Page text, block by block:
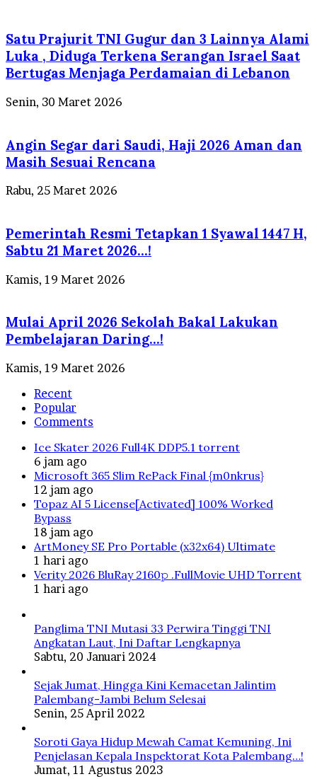
Satu Prajurit TNI Gugur dan 3 Lainnya Alami
Luka , Diduga Terkena Serangan Israel Saat
Bertugas Menjaga Perdamaian di Lebanon
Senin, 30 Maret 2026
Angin Segar dari Saudi, Haji 2026 Aman dan
Masih Sesuai Rencana
Rabu, 25 Maret 2026
Pemerintah Resmi Tetapkan 1 Syawal 1447 H,
Sabtu 21 Maret 2026…!
Kamis, 19 Maret 2026
Mulai April 2026 Sekolah Bakal Lakukan
Pembelajaran Daring…!
Kamis, 19 Maret 2026
Recent
Popular
Comments
Ice Skater 2026 Full4K DDP5.1 torrent
6 jam ago
Microsoft 365 Slim RePack Final {m0nkrus}
12 jam ago
Topaz AI 5 License[Activated] 100% Worked
Bypass
18 jam ago
ArtMoney SE Pro Portable (x32x64) Ultimate
1 hari ago
Verity 2026 BluRay 2160𝚙 .FullMov𝗂e UHD Torrent
1 hari ago
Panglima TNI Mutasi 33 Perwira Tinggi TNI
Angkatan Laut, Ini Daftar Lengkapnya
Sabtu, 20 Januari 2024
Sejak Jumat, Hingga Kini Kemacetan Jalintim
Palembang-Jambi Belum Selesai
Senin, 25 April 2022
Soroti Gaya Hidup Mewah Camat Kemuning, Ini
Penjelasan Kepala Inspektorat Kota Palembang…!
Jumat, 11 Agustus 2023